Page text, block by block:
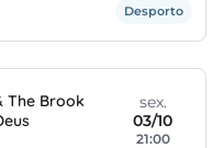
Desporto
The Brook
sex.
03/10
21:00